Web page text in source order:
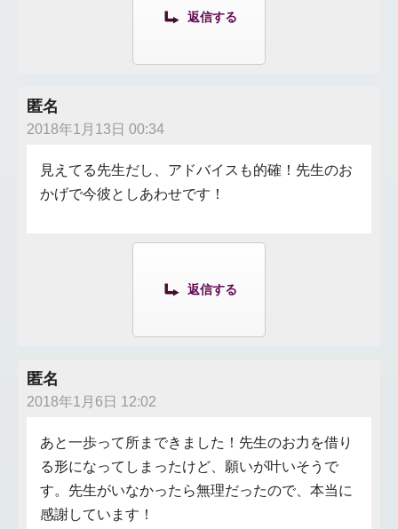
返信する
匿名
2018年1月13日 00:34
見えてる先生だし、アドバイスも的確！先生のお
かげで今彼としあわせです！
返信する
匿名
2018年1月6日 12:02
あと一歩って所まできました！先生のお力を借り
る形になってしまったけど、願いが叶いそうで
す。先生がいなかったら無理だったので、本当に
感謝しています！